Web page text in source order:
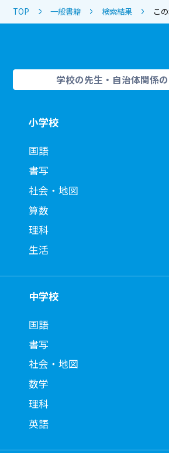
TOP 一般書籍 検索結果 こ
学校の先生・自治体関係
小学校
国語
書写
社会・地図
算数
理科
生活
中学校
国語
書写
社会・地図
数学
理科
英語